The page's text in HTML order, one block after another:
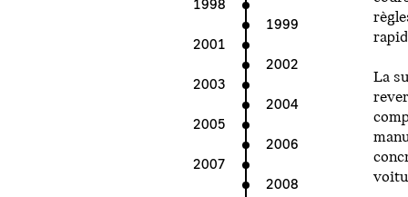
1998
1999
2001
2002
2003
2004
2005
2006
2007
2008
La